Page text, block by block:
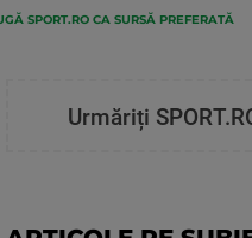
SPORT.RO CA SURSĂ PREFERATĂ
Urmăriți